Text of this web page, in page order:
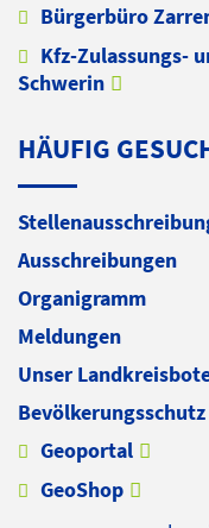
Bürgerbüro
Kfz-Zulassungs-
Schwerin
HÄUFIG
Ausschreibungen
Organigramm
Meldungen
Unser
Bevölkerungsschutz
Geoportal
GeoShop